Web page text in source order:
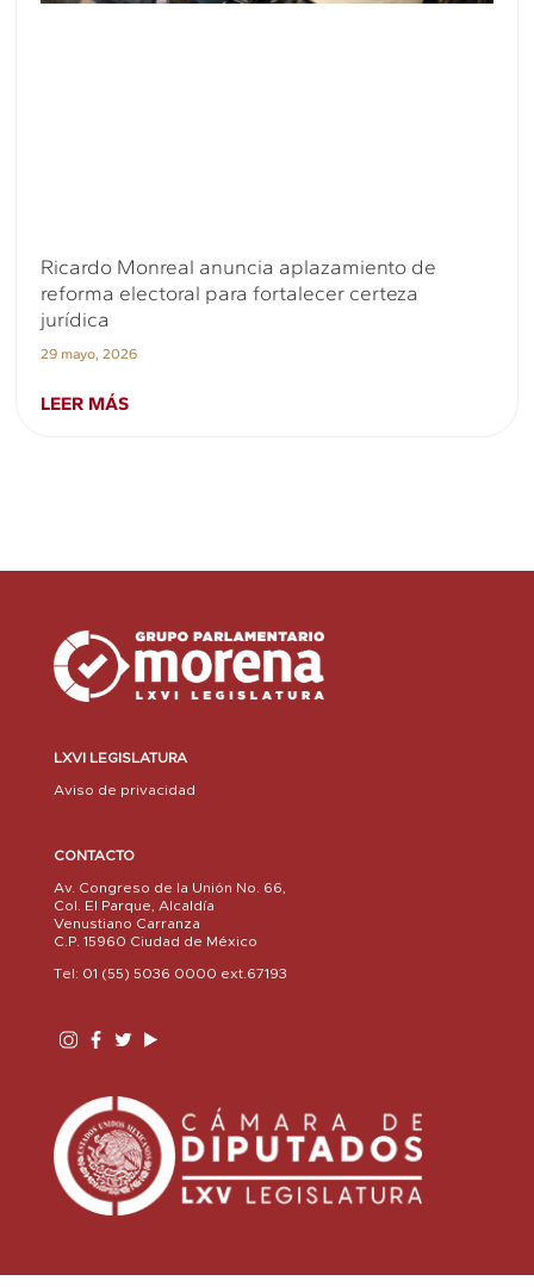
Ricardo Monreal anuncia aplazamiento de
reforma electoral para fortalecer certeza
jurídica
29 mayo, 2026
LEER MÁS
LXVI LEGISLATURA
Aviso de privacidad
CONTACTO
Av. Congreso de la Unión No. 66,
Col. El Parque, Alcaldía
Venustiano Carranza
C.P. 15960 Ciudad de México
Tel: 01 (55) 5036 0000 ext.67193